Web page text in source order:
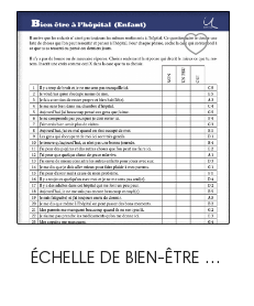
ÉCHELLE DE BIEN-ÊTRE À